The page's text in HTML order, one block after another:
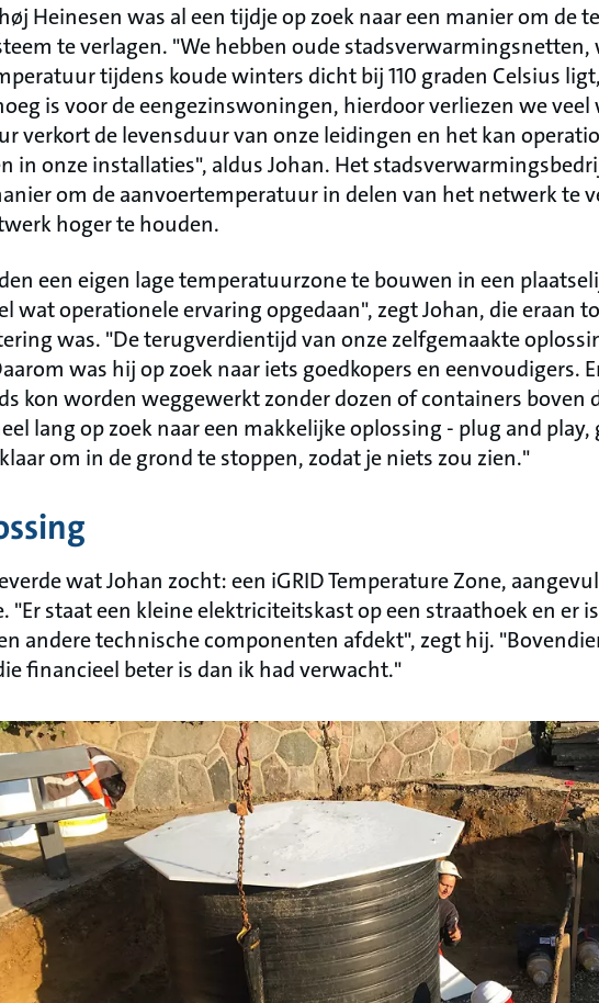
Heinesen was al een tijdje op zoek naar een manier om de
te verlagen. "We hebben oude stadsverwarmingsnetten,
tijdens koude winters dicht bij 110 graden Celsius
is voor de eengezinswoningen, hierdoor verliezen we
verkort de levensduur van onze leidingen en het kan
in onze installaties", aldus Johan. Het
om de aanvoertemperatuur in delen van het netwerk te
hoger te houden.
een eigen lage temperatuurzone te bouwen in een
wat operationele ervaring opgedaan", zegt Johan, die eraan
was. "De terugverdientijd van onze zelfgemaakte
was hij op zoek naar iets goedkopers en eenvoudigers.
kon worden weggewerkt zonder dozen of containers boven
lang op zoek naar een makkelijke oplossing - plug and play,
om in de grond te stoppen, zodat je niets zou zien."
wat Johan zocht: een iGRID Temperature Zone,
"Er staat een kleine elektriciteitskast op een straathoek en er
andere technische componenten afdekt", zegt hij.
financieel beter is dan ik had verwacht."